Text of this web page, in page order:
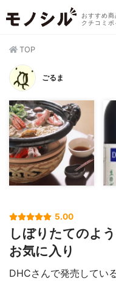
おすすめ
クチコミポ
TOP
ごるま
5.00
しぼりたてのよ
お気に入り
DHCさんで発売してい